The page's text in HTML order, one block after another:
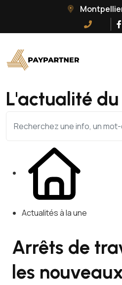
L'actualité du
Actualités à la une
Arrêts de
les